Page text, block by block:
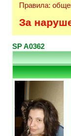
Правила:
За
SP A0362